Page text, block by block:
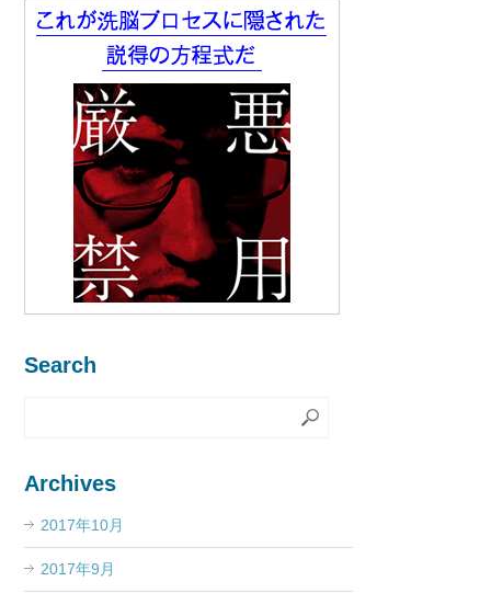
Search
Archives
2017年10月
2017年9月